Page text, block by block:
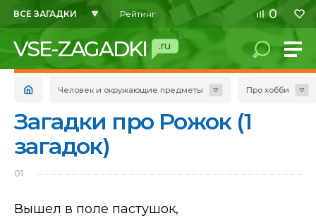
ВСЕ ЗАГАДКИ Рейтинг 0
VSE-ZAGADKI .ru
Человек и окружающие предметы Про хобби
Загадки про Рожок (1
загадок)
01
Вышел в поле пастушок,